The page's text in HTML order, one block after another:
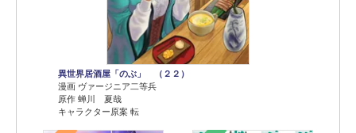
異世界居酒屋「のぶ」 （２２）
漫画 ヴァージニア二等兵
原作 蝉川 夏哉
キャラクター原案 転